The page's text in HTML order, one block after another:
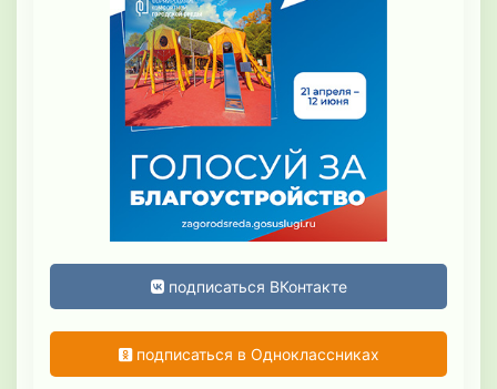
подписаться ВКонтакте
подписаться в Одноклассниках